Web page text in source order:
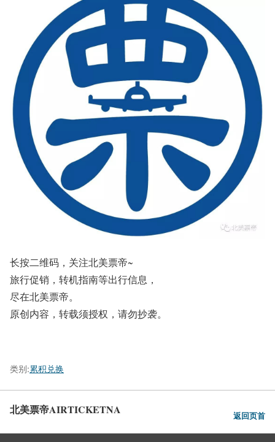
长按二维码，关注北美票帝~
旅行促销，转机指南等出行信息，
尽在北美票帝。
原创内容，转载须授权，请勿抄袭。
类别:累积兑换
北美票帝AIRTICKETNA 返回页首